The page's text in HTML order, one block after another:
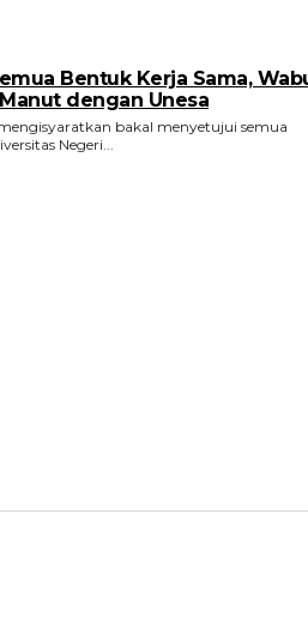
Bentuk Kerja Sama,
dengan Unesa
bakal menyetujui semua
Negeri...